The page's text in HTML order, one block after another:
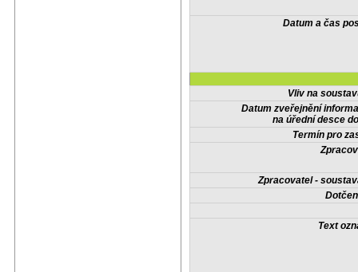
Datum a čas
Vliv na
Datum zveřejnění
na úřední desce
Termín pro
Zpracovatel -
Text